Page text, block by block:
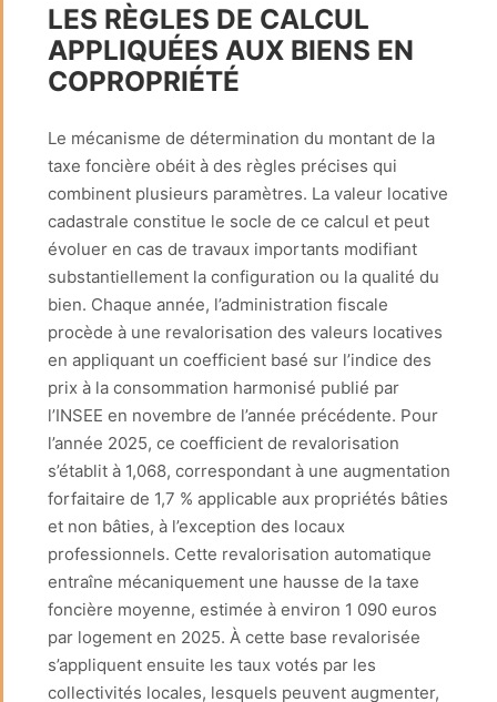
LES RÈGLES DE CALCUL
APPLIQUÉES AUX BIENS EN
COPROPRIÉTÉ
Le mécanisme de détermination du montant de la
taxe foncière obéit à des règles précises qui
combinent plusieurs paramètres. La valeur locative
cadastrale constitue le socle de ce calcul et peut
évoluer en cas de travaux importants modifiant
substantiellement la configuration ou la qualité du
bien. Chaque année, l’administration fiscale
procède à une revalorisation des valeurs locatives
en appliquant un coefficient basé sur l’indice des
prix à la consommation harmonisé publié par
l’INSEE en novembre de l’année précédente. Pour
l’année 2025, ce coefficient de revalorisation
s’établit à 1,068, correspondant à une augmentation
forfaitaire de 1,7 % applicable aux propriétés bâties
et non bâties, à l’exception des locaux
professionnels. Cette revalorisation automatique
entraîne mécaniquement une hausse de la taxe
foncière moyenne, estimée à environ 1 090 euros
par logement en 2025. À cette base revalorisée
s’appliquent ensuite les taux votés par les
collectivités locales, lesquels peuvent augmenter,